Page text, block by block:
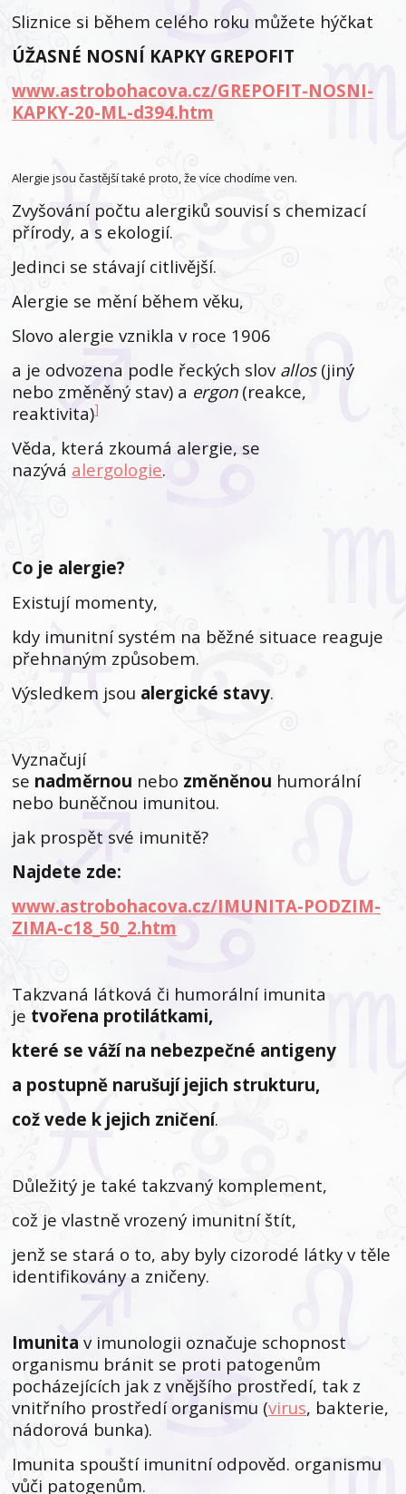
Sliznice si během celého roku můžete hýčkat
ÚŽASNÉ NOSNÍ KAPKY GREPOFIT
www.astrobohacova.cz/GREPOFIT-NOSNI-
KAPKY-20-ML-d394.htm
Alergie jsou častější také proto, že více chodíme ven.
Zvyšování počtu alergiků souvisí s chemizací
přírody, a s ekologií.
Jedinci se stávají citlivější.
Alergie se mění během věku,
Slovo alergie vznikla v roce 1906
a je odvozena podle řeckých slov allos(jiný
nebo změněný stav) a ergon(reakce,
reaktivita)]
Věda, která zkoumá alergie, se
nazývá alergologie.
Co je alergie?
Existují momenty,
kdy imunitní systém na běžné situace reaguje
přehnaným způsobem.
Výsledkem jsou alergické stavy.
Vyznačují
se nadměrnou nebo změněnou humorální
nebo buněčnou imunitou.
jak prospět své imunitě?
Najdete zde:
www.astrobohacova.cz/IMUNITA-PODZIM-
ZIMA-c18_50_2.htm
Takzvaná látková či humorální imunita
je tvořena protilátkami,
které se váží na nebezpečné antigeny
a postupně narušují jejich strukturu,
což vede k jejich zničení.
Důležitý je také takzvaný komplement,
což je vlastně vrozený imunitní štít,
jenž se stará o to, aby byly cizorodé látky v těle
identifikovány a zničeny.
Imunita v imunologii označuje schopnost
organismu bránit se proti patogenům
pocházejících jak z vnějšího prostředí, tak z
vnitřního prostředí organismu (virus, bakterie,
nádorová bunka).
Imunita spouští imunitní odpověd. organismu
vůči patogenům.